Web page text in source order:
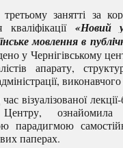
занятті за
«Новий
мовлення в
у Чернігівському
апарату,
лекції-
Центру,
парадигмою
паперах.